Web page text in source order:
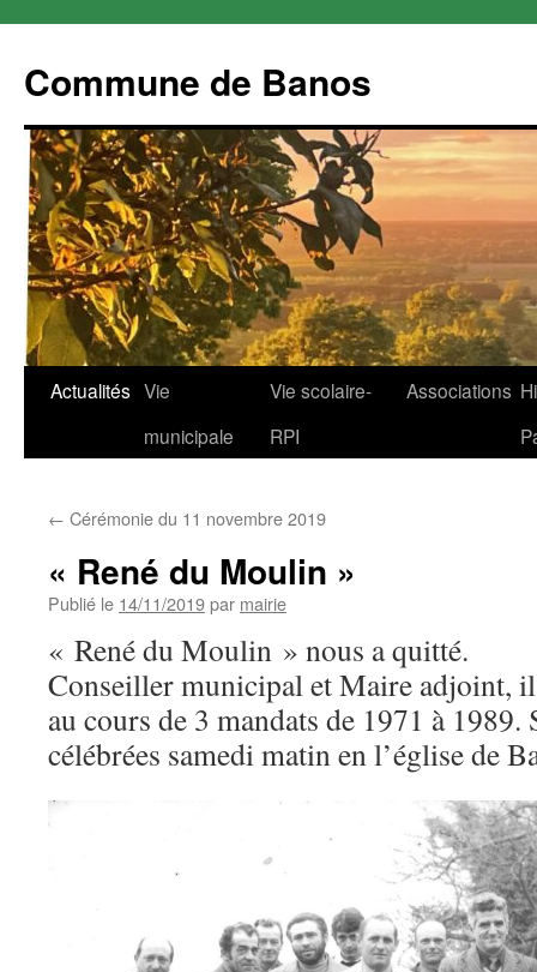
Commune de Banos
Aller
Actualités Vie
municipale
Vie scolaire-
RPI
Associations
← Cérémonie du 11 novembre 2019
« René du Moulin »
Publié le 14/11/2019par mairie
« René du Moulin » nous a quitté.
Conseiller municipal et Maire adjoint,
au cours de 3 mandats de 1971 à 1989.
célébrées samedi matin en l’église de